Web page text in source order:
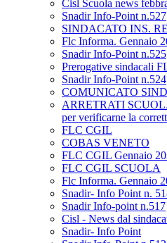
Cisl Scuola news
Snadir Info-Point n.527
SINDACATO INS.
Flc Informa. Gennaio
Snadir Info-Point n.525
Prerogative sindacali
Snadir Info-Point n.524
COMUNICATO
ARRETRATI
per verificarne la
FLC CGIL
COBAS VENETO
FLC CGIL Gennaio
FLC CGIL SCUOLA
Flc Informa. Gennaio
Snadir- Info Point n.
Snadir Info-point n.517
Cisl - News dal
Snadir- Info Point